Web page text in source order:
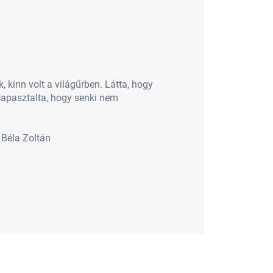
kinn volt a világűrben. Látta, hogy
hogy senki nem
Zoltán